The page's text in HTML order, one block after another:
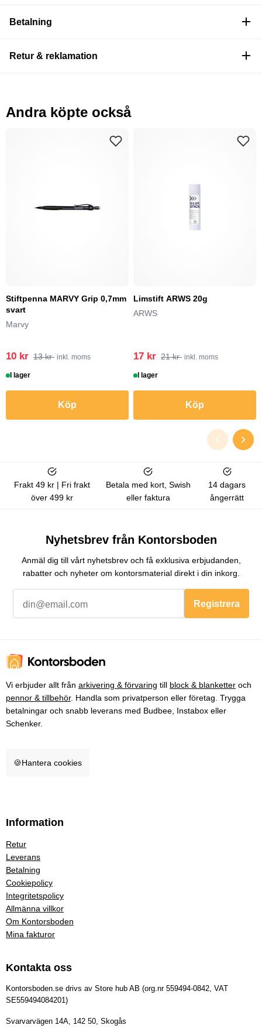
Betalning
Retur & reklamation
Andra köpte också
Stiftpenna MARVY Grip 0,7mm
svart
Marvy
10 kr 13 kr inkl. moms
I lager
Köp
Limstift ARWS 20g
ARWS
17 kr 21 kr inkl. moms
I lager
Köp
Frakt 49 kr | Fri frakt
över 499 kr
Betala med kort, Swish
eller faktura
14 dagars
ångerrätt
Nyhetsbrev från Kontorsboden
Anmäl dig till vårt nyhetsbrev och få exklusiva erbjudanden,
rabatter och nyheter om kontorsmaterial direkt i din inkorg.
Registrera
Vi erbjuder allt från arkivering & förvaring till block & blanketter och
pennor & tillbehör. Handla som privatperson eller företag. Trygga
betalningar och snabb leverans med Budbee, Instabox eller
Schenker.
🍪Hantera cookies
Information
Retur
Leverans
Betalning
Cookiepolicy
Integritetspolicy
Allmänna villkor
Om Kontorsboden
Mina fakturor
Kontakta oss
Kontorsboden.se drivs av Store hub AB (org.nr 559494-0842, VAT
SE559494084201)
Svarvarvägen 14A, 142 50, Skogås